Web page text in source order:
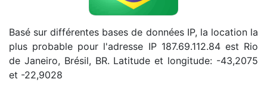
Basé sur différentes bases de données IP, la location la
plus probable pour l'adresse IP 187.69.112.84 est Rio
de Janeiro, Brésil, BR. Latitude et longitude: -43,2075
et -22,9028